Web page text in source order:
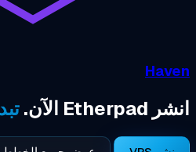
تبدأ من 2.48 $/شهر.